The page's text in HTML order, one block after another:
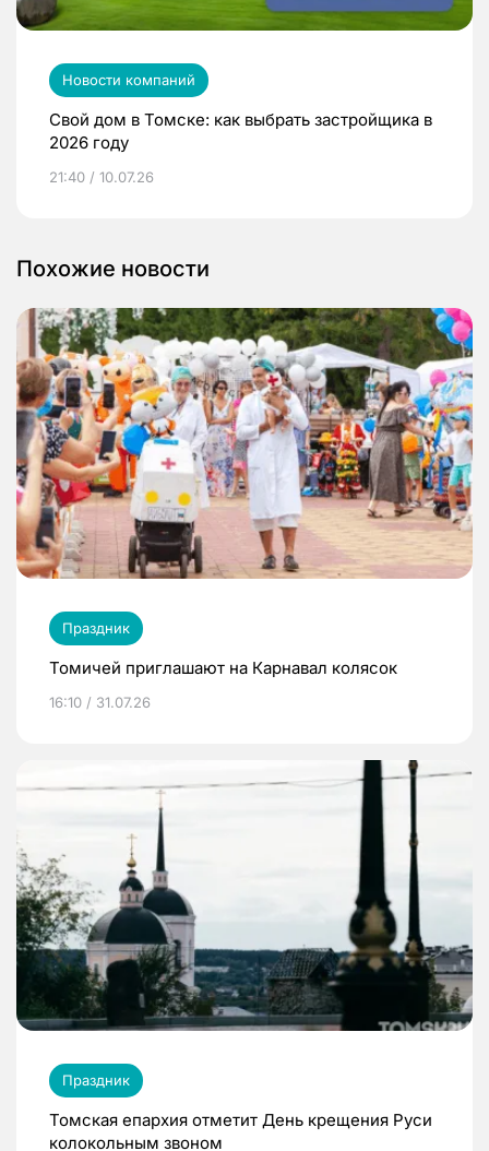
Новости компаний
Свой дом в Томске: как выбрать застройщика в
2026 году
21:40 / 10.07.26
Похожие новости
Праздник
Томичей приглашают на Карнавал колясок
16:10 / 31.07.26
Праздник
Томская епархия отметит День крещения Руси
колокольным звоном